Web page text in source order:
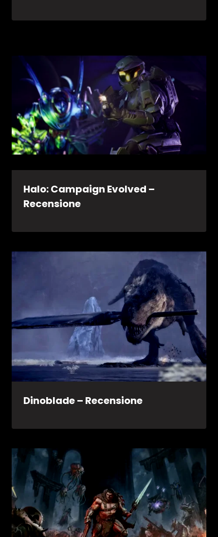
Halo: Campaign Evolved –
Recensione
Dinoblade – Recensione